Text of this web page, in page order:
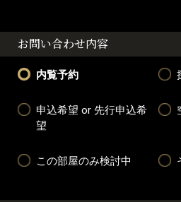
お問い合わせ内容
内覧予約
申込希望 or 先行申込希
望
この部屋のみ検討中